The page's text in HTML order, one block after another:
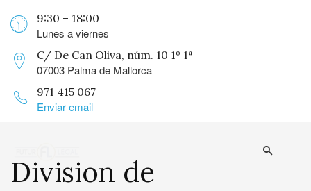
9:30 – 18:00
Lunes a viernes
C/ De Can Oliva, núm. 10 1º 1ª
07003 Palma de Mallorca
971 415 067
Enviar email
Division de